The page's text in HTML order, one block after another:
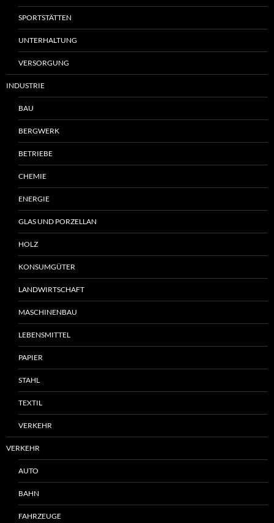
SPORTSTÄTTEN
UNTERHALTUNG
VERSORGUNG
INDUSTRIE
BAU
BERGWERK
BETRIEBE
CHEMIE
ENERGIE
GLAS UND PORZELLAN
HOLZ
KONSUMGÜTER
LANDWIRTSCHAFT
MASCHINENBAU
LEBENSMITTEL
PAPIER
STAHL
TEXTIL
VERKEHR
VERKEHR
AUTO
BAHN
FAHRZEUGE